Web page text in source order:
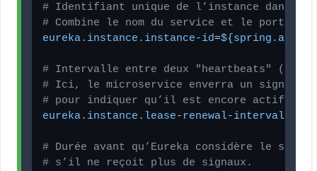
# Identifiant unique de l’instance dans
# Combine le nom du service et le port
eureka.instance.instance-id=
# Intervalle entre deux "heartbeats"
# Ici, le microservice enverra un signal
# pour indiquer qu’il est encore actif.
eureka.instance.lease-renewal-interval-in-
# Durée avant qu’Eureka considère le
# s’il ne reçoit plus de signaux.